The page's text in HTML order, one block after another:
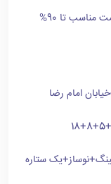
لیست سوئیت های خیابان امام رضا مشهد | قیمت مناسب تا 90%
امام رضا
ستاره